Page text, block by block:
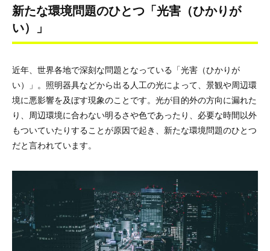
新たな環境問題のひとつ「光害（ひかりが
い）」
近年、世界各地で深刻な問題となっている「光害（ひかりが
い）」。照明器具などから出る人工の光によって、景観や周辺環
境に悪影響を及ぼす現象のことです。光が目的外の方向に漏れた
り、周辺環境に合わない明るさや色であったり、必要な時間以外
もついていたりすることが原因で起き、新たな環境問題のひとつ
だと言われています。